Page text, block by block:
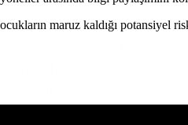
maruz kaldığı potansiyel